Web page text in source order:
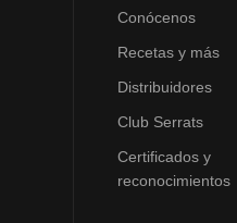
Conócenos
Recetas y más
Distribuidores
Club Serrats
Certificados y
reconocimientos